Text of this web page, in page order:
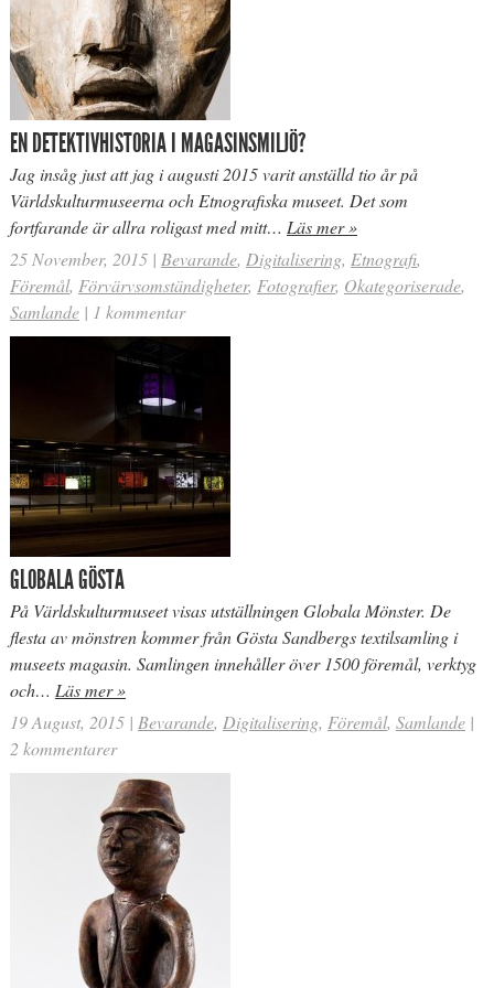
EN DETEKTIVHISTORIA I MAGASINSMILJÖ?
Jag insåg just att jag i augusti 2015 varit anställd tio år på
Världskulturmuseerna och Etnografiska museet. Det som
fortfarande är allra roligast med mitt… Läs mer »
25 November, 2015 | Bevarande, Digitalisering, Etnografi,
Föremål, Förvärvsomständigheter, Fotografier, Okategoriserade,
Samlande | 1 kommentar
GLOBALA GÖSTA
På Världskulturmuseet visas utställningen Globala Mönster. De
flesta av mönstren kommer från Gösta Sandbergs textilsamling i
museets magasin. Samlingen innehåller över 1500 föremål, verktyg
och… Läs mer »
19 August, 2015 | Bevarande, Digitalisering, Föremål, Samlande |
2 kommentarer